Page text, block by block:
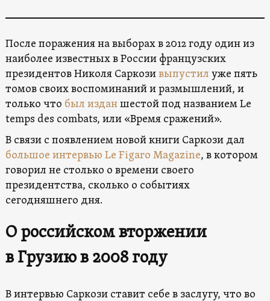
После поражения на выборах в 2012 году один из
наиболее известных в России французских
президентов Николя Саркозивыпустил уже пять
томов своих воспоминаний и размышлений, и
только что был изданшестой под названием Le
temps des combats, или «Время сражений».
В связи с появлением новой книги Саркози дал
большое интервью Le Figaro Magazine, в котором
говорил не столько о времени своего
президентства, сколько о событиях
сегодняшнего дня.
О российском вторжении
в Грузию в 2008 году
В интервью Саркози ставит себе в заслугу, что во